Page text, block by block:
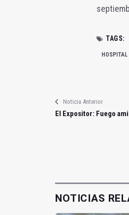
TAGS:
HOSPITAL
Noticia Anterior
El Expositor: Fuego
NOTICIAS